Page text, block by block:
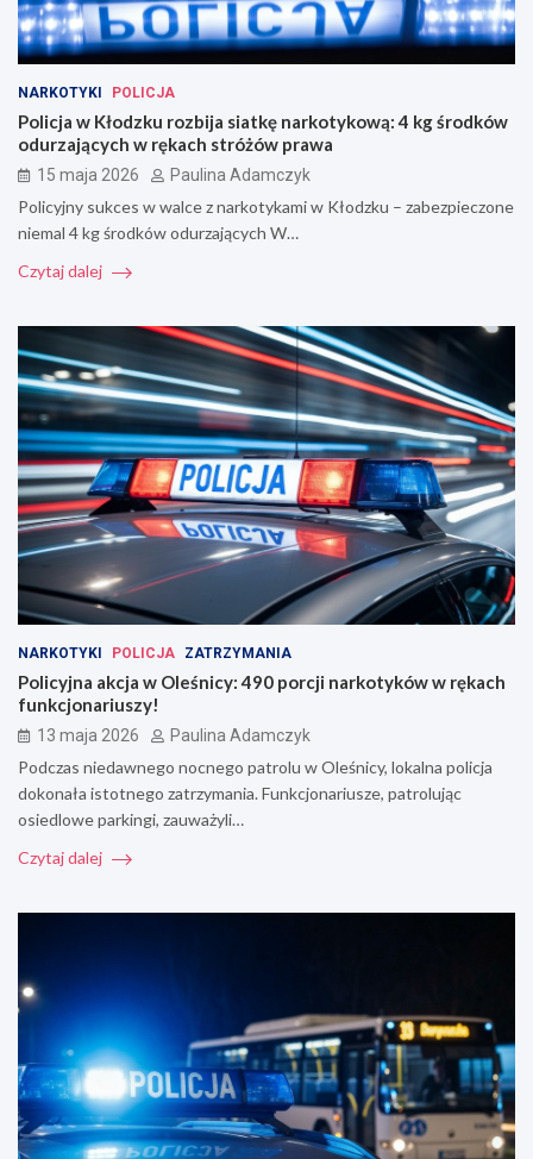
NARKOTYKI POLICJA
Policja w Kłodzku rozbija siatkę narkotykową: 4 kg środków
odurzających w rękach stróżów prawa
15 maja 2026 Paulina Adamczyk
Policyjny sukces w walce z narkotykami w Kłodzku – zabezpieczone
niemal 4 kg środków odurzających W…
Czytaj dalej
NARKOTYKI POLICJA ZATRZYMANIA
Policyjna akcja w Oleśnicy: 490 porcji narkotyków w rękach
funkcjonariuszy!
13 maja 2026 Paulina Adamczyk
Podczas niedawnego nocnego patrolu w Oleśnicy, lokalna policja
dokonała istotnego zatrzymania. Funkcjonariusze, patrolując
osiedlowe parkingi, zauważyli…
Czytaj dalej